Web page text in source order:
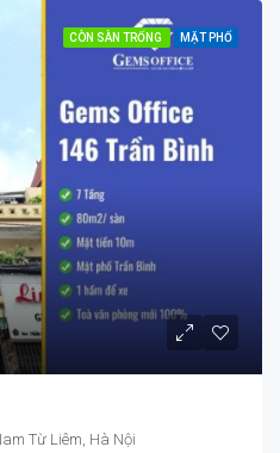
CÒN SÀN TRỐNG MẶT PHỐ
Từ Liêm, Hà Nội